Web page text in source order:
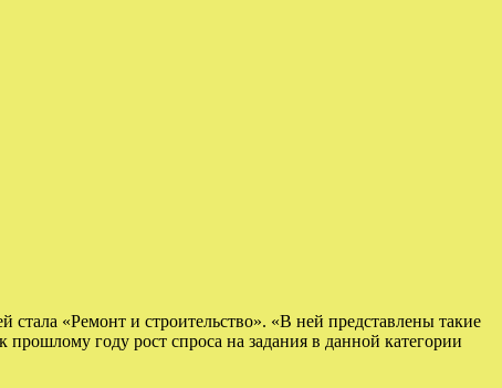
«Ремонт и строительство». «В ней представлены такие
году рост спроса на задания в данной категории